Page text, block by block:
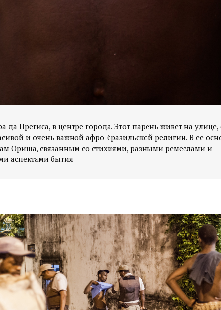
да Прегиса, в центре города. Этот парень живет на
и очень важной афро-бразильской религии. В ее
Ориша, связанным со стихиями, разными ремеслами и
аспектами бытия